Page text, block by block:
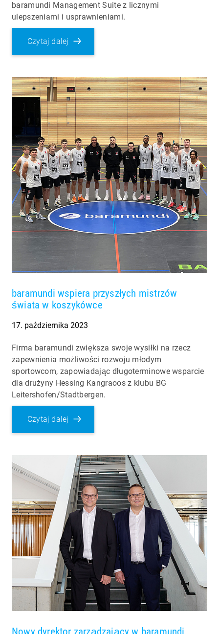
baramundi Management Suite z licznymi
ulepszeniami i usprawnieniami.
Czytaj dalej
baramundi wspiera przyszłych mistrzów
świata w koszykówce
17. października 2023
Firma baramundi zwiększa swoje wysiłki na rzecz
zapewnienia możliwości rozwoju młodym
sportowcom, zapowiadając długoterminowe wsparcie
dla drużyny Hessing Kangraoos z klubu BG
Leitershofen/Stadtbergen.
Czytaj dalej
Nowy dyrektor zarządzający w baramundi